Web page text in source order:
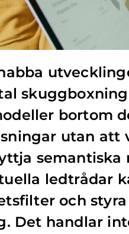
bortom
utan att
semantiska
ledtrådar
och
Det handlar